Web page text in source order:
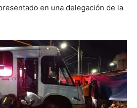
en una delegación de la